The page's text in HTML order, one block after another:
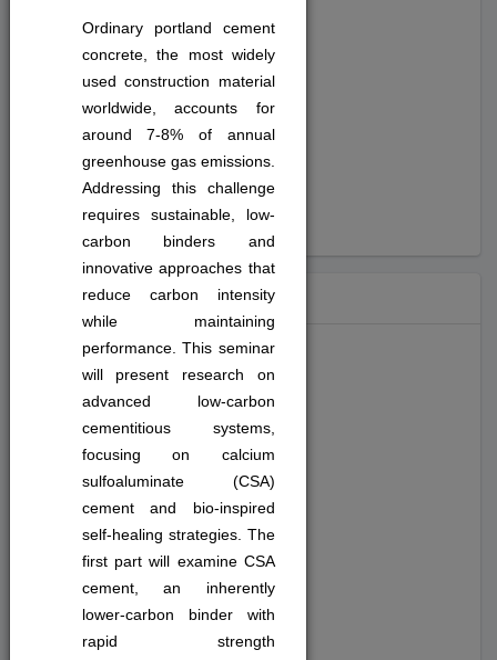
Anma Programı (2)
Toplantı (2)
Hashtag
#diğer (827)
#sürdürülebilirlik (49)
#toplumsalkatkı (47)
#girişimcilik (28)
#inovasyon (33)
Ordinary portland cement
concrete, the most widely
used construction material
worldwide, accounts for
around 7-8% of annual
greenhouse gas emissions.
Addressing this challenge
requires sustainable, low-
carbon binders and
innovative approaches that
reduce carbon intensity
while maintaining
performance. This seminar
will present research on
advanced low-carbon
cementitious systems,
focusing on calcium
sulfoaluminate (CSA)
cement and bio-inspired
self-healing strategies. The
first part will examine CSA
cement, an inherently
lower-carbon binder with
rapid strength